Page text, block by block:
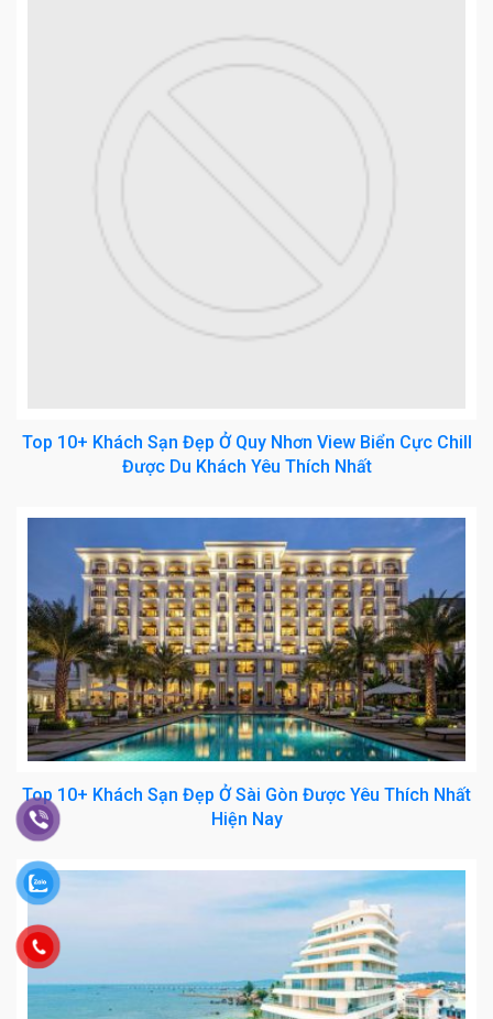
Top 10+ Khách Sạn Đẹp Ở Quy Nhơn View Biển Cực Chill
Được Du Khách Yêu Thích Nhất
Top 10+ Khách Sạn Đẹp Ở Sài Gòn Được Yêu Thích Nhất
Hiện Nay